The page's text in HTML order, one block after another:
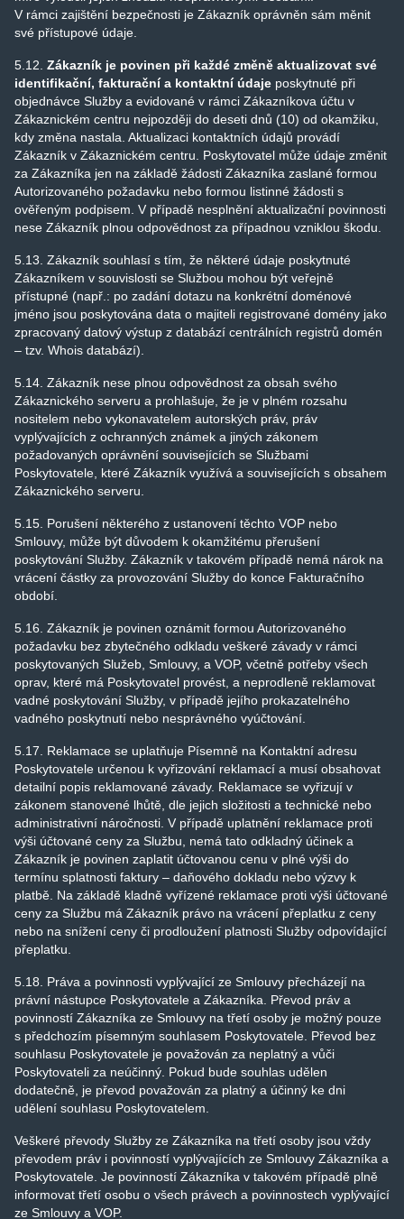
V rámci zajištění bezpečnosti je Zákazník oprávněn sám měnit
své přístupové údaje.
5.12. Zákazník je povinen při každé změně aktualizovat své
identifikační, fakturační a kontaktní údaje poskytnuté při
objednávce Služby a evidované v rámci Zákazníkova účtu v
Zákaznickém centru nejpozději do deseti dnů (10) od okamžiku,
kdy změna nastala. Aktualizaci kontaktních údajů provádí
Zákazník v Zákaznickém centru. Poskytovatel může údaje změnit
za Zákazníka jen na základě žádosti Zákazníka zaslané formou
Autorizovaného požadavku nebo formou listinné žádosti s
ověřeným podpisem. V případě nesplnění aktualizační povinnosti
nese Zákazník plnou odpovědnost za případnou vzniklou škodu.
5.13. Zákazník souhlasí s tím, že některé údaje poskytnuté
Zákazníkem v souvislosti se Službou mohou být veřejně
přístupné (např.: po zadání dotazu na konkrétní doménové
jméno jsou poskytována data o majiteli registrované domény jako
zpracovaný datový výstup z databází centrálních registrů domén
– tzv. Whois databází).
5.14. Zákazník nese plnou odpovědnost za obsah svého
Zákaznického serveru a prohlašuje, že je v plném rozsahu
nositelem nebo vykonavatelem autorských práv, práv
vyplývajících z ochranných známek a jiných zákonem
požadovaných oprávnění souvisejících se Službami
Poskytovatele, které Zákazník využívá a souvisejících s obsahem
Zákaznického serveru.
5.15. Porušení některého z ustanovení těchto VOP nebo
Smlouvy, může být důvodem k okamžitému přerušení
poskytování Služby. Zákazník v takovém případě nemá nárok na
vrácení částky za provozování Služby do konce Fakturačního
období.
5.16. Zákazník je povinen oznámit formou Autorizovaného
požadavku bez zbytečného odkladu veškeré závady v rámci
poskytovaných Služeb, Smlouvy, a VOP, včetně potřeby všech
oprav, které má Poskytovatel provést, a neprodleně reklamovat
vadné poskytování Služby, v případě jejího prokazatelného
vadného poskytnutí nebo nesprávného vyúčtování.
5.17. Reklamace se uplatňuje Písemně na Kontaktní adresu
Poskytovatele určenou k vyřizování reklamací a musí obsahovat
detailní popis reklamované závady. Reklamace se vyřizují v
zákonem stanovené lhůtě, dle jejich složitosti a technické nebo
administrativní náročnosti. V případě uplatnění reklamace proti
výši účtované ceny za Službu, nemá tato odkladný účinek a
Zákazník je povinen zaplatit účtovanou cenu v plné výši do
termínu splatnosti faktury – daňového dokladu nebo výzvy k
platbě. Na základě kladně vyřízené reklamace proti výši účtované
ceny za Službu má Zákazník právo na vrácení přeplatku z ceny
nebo na snížení ceny či prodloužení platnosti Služby odpovídající
přeplatku.
5.18. Práva a povinnosti vyplývající ze Smlouvy přecházejí na
právní nástupce Poskytovatele a Zákazníka. Převod práv a
povinností Zákazníka ze Smlouvy na třetí osoby je možný pouze
s předchozím písemným souhlasem Poskytovatele. Převod bez
souhlasu Poskytovatele je považován za neplatný a vůči
Poskytovateli za neúčinný. Pokud bude souhlas udělen
dodatečně, je převod považován za platný a účinný ke dni
udělení souhlasu Poskytovatelem.
Veškeré převody Služby ze Zákazníka na třetí osoby jsou vždy
převodem práv i povinností vyplývajících ze Smlouvy Zákazníka a
Poskytovatele. Je povinností Zákazníka v takovém případě plně
informovat třetí osobu o všech právech a povinnostech vyplývající
ze Smlouvy a VOP.